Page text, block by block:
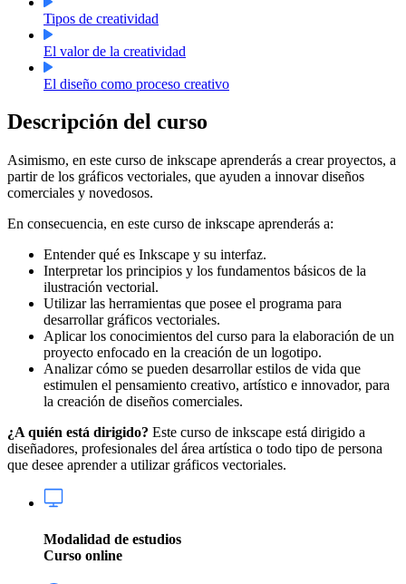
Tipos de creatividad
El valor de la creatividad
El diseño como proceso creativo
Descripción del curso
Asimismo, en este curso de inkscape aprenderás a crear proyectos, a
partir de los gráficos vectoriales, que ayuden a innovar diseños
comerciales y novedosos.
En consecuencia, en este curso de inkscape aprenderás a:
Entender qué es Inkscape y su interfaz.
Interpretar los principios y los fundamentos básicos de la
ilustración vectorial.
Utilizar las herramientas que posee el programa para
desarrollar gráficos vectoriales.
Aplicar los conocimientos del curso para la elaboración de un
proyecto enfocado en la creación de un logotipo.
Analizar cómo se pueden desarrollar estilos de vida que
estimulen el pensamiento creativo, artístico e innovador, para
la creación de diseños comerciales.
¿A quién está dirigido? Este curso de inkscape está dirigido a
diseñadores, profesionales del área artística o todo tipo de persona
que desee aprender a utilizar gráficos vectoriales.
Modalidad de estudios
Curso online